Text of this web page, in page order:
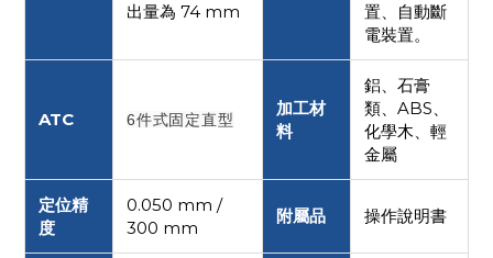
出量為 74 mm
置、自動斷
電裝置。
ATC 6件式固定直型
加工材
料
鋁、石膏
類、ABS、
化學木、輕
金屬
定位精
度
0.050 mm /
300 mm
附屬品 操作說明書